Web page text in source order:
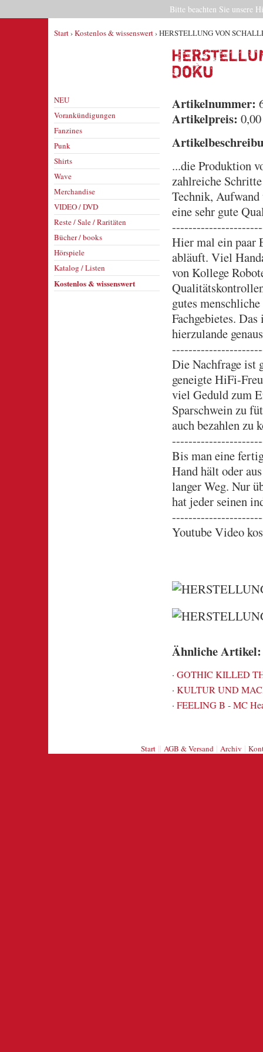
Start›Kostenlos & wissenswert› HERSTELLUNG VON
Doku
NEU
Vorankündigungen
Fanzines
Punk
Shirts
Wave
Merchandise
VIDEO / DVD
Reste / Sale / Raritäten
Bücher / books
Hörspiele
Katalog / Listen
Kostenlos & wissenswert
Artikelnummer:
Artikelpreis:
...die Produktion
zahlreiche
Technik,
eine sehr gute
Hier mal ein paar
abläuft. Viel
von Kollege
gutes
Fachgebietes.
hierzulande
Die Nachfrage ist
geneigte HiFi-
viel Geduld zum
Sparschwein zu
auch bezahlen zu
Bis man eine
Hand hält oder
langer Weg. Nur
hat jeder seinen
Youtube Video
Ähnliche Artikel:
· GOTHIC KILLED
· KULTUR UND
· FEELING B - MC
Start|| AGB & Versand| Archiv |
Bitte beachten Sie unsere